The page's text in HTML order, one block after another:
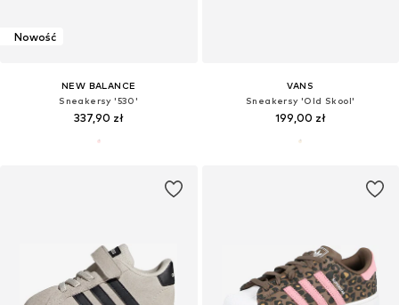
Nowość
NEW BALANCE
Sneakersy '530'
337,90 zł
VANS
Sneakersy 'Old Skool'
199,00 zł